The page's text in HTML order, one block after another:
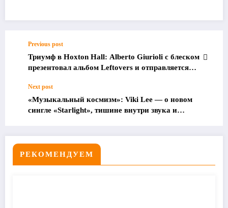
Previous post
Триумф в Hoxton Hall: Alberto Giurioli с блеском
презентовал альбом Leftovers и отправляется
Next post
«Музыкальный космизм»: Viki Lee — о новом
сингле «Starlight», тишине внутри звука и
РЕКОМЕНДУЕМ